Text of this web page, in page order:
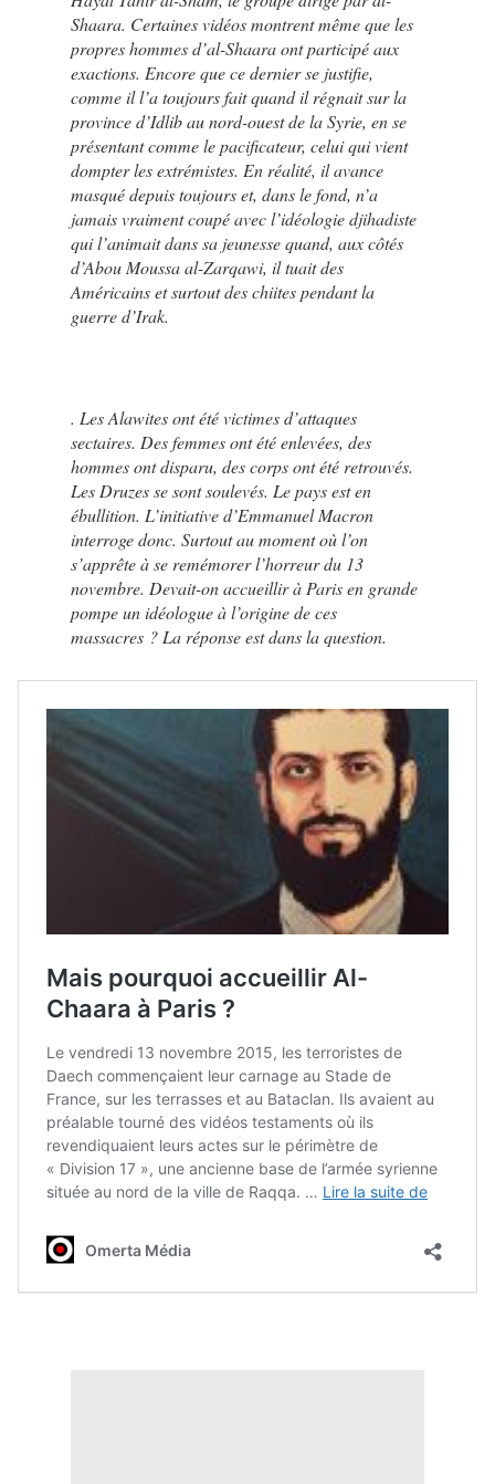
Shaara. Certaines vidéos montrent même que les
propres hommes d’al-Shaara ont participé aux
exactions. Encore que ce dernier se justifie,
comme il l’a toujours fait quand il régnait sur la
province d’Idlib au nord-ouest de la Syrie, en se
présentant comme le pacificateur, celui qui vient
dompter les extrémistes. En réalité, il avance
masqué depuis toujours et, dans le fond, n’a
jamais vraiment coupé avec l’idéologie djihadiste
qui l’animait dans sa jeunesse quand, aux côtés
d’Abou Moussa al-Zarqawi, il tuait des
Américains et surtout des chiites pendant la
guerre d’Irak.
. Les Alawites ont été victimes d’attaques
sectaires. Des femmes ont été enlevées, des
hommes ont disparu, des corps ont été retrouvés.
Les Druzes se sont soulevés. Le pays est en
ébullition. L’initiative d’Emmanuel Macron
interroge donc. Surtout au moment où l’on
s’apprête à se remémorer l’horreur du 13
novembre. Devait-on accueillir à Paris en grande
pompe un idéologue à l’origine de ces
massacres ? La réponse est dans la question.